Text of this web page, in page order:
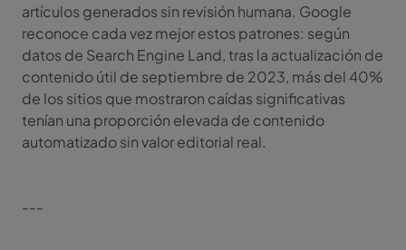
artículos generados sin revisión humana. Google
reconoce cada vez mejor estos patrones: según
datos de Search Engine Land, tras la actualización de
contenido útil de septiembre de 2023, más del 40%
de los sitios que mostraron caídas significativas
tenían una proporción elevada de contenido
automatizado sin valor editorial real.
---